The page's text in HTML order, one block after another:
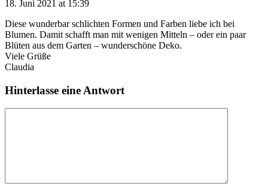
18. Juni 2021 at 15:39
Diese wunderbar schlichten Formen und Farben liebe ich bei
Blumen. Damit schafft man mit wenigen Mitteln – oder ein paar
Blüten aus dem Garten – wunderschöne Deko.
Viele Grüße
Claudia
Hinterlasse eine Antwort